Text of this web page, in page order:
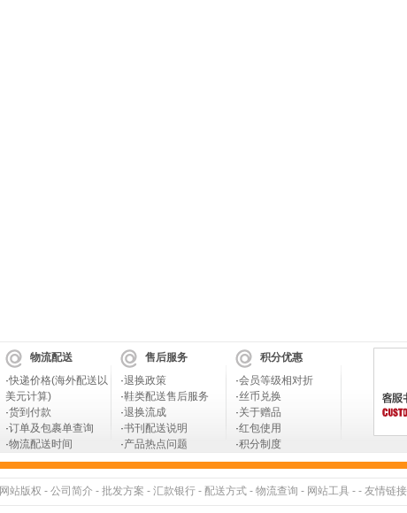
物流配送
·快递价格(海外配送以
美元计算)
·货到付款
·订单及包裹单查询
·物流配送时间
售后服务
·退换政策
·鞋类配送售后服务
·退换流成
·书刊配送说明
·产品热点问题
积分优惠
·会员等级相对折
·丝币兑换
·关于赠品
·红包使用
·积分制度
网站版权 - 公司简介 - 批发方案 - 汇款银行- 配送方式- 物流查询 - 网站工具 - - 友情链接